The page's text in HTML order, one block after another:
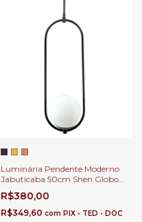
Luminária Pendente Moderno
Jabuticaba 50cm Shen Globo
Leitoso Para Quarto, Balção,
Cabeceira de Cama e Lavabos.
R$380,00
R$349,60 com PIX • TED • DOC